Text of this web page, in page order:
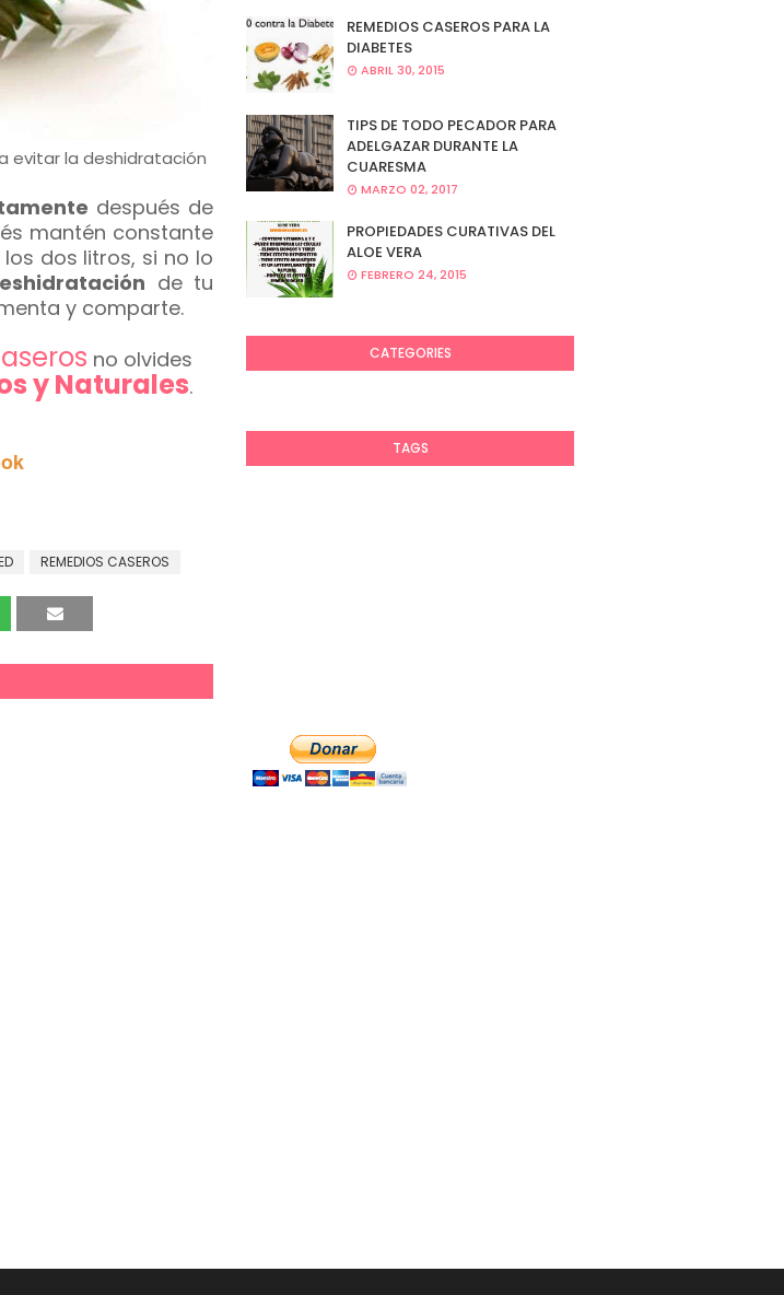
evitar la deshidratación
después de
mantén constante
los dos litros, si no lo
de tu
y comparte.
no olvides
y Naturales.
REMEDIOS CASEROS
REMEDIOS CASEROS PARA LA
DIABETES
ABRIL 30, 2015
TIPS DE TODO PECADOR PARA
ADELGAZAR DURANTE LA
CUARESMA
MARZO 02, 2017
PROPIEDADES CURATIVAS DEL
ALOE VERA
FEBRERO 24, 2015
CATEGORIES
TAGS